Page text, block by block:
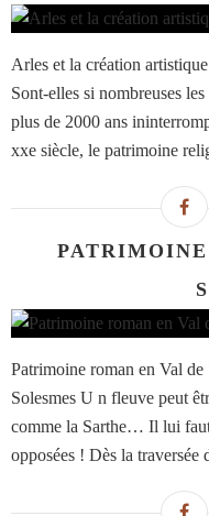
Arles et la création
Sont-elles si nombreuses
plus de 2000 ans
xxe siècle, le patrimoine
Patrimoine roman en Val
Solesmes U n fleuve peut
comme la Sarthe… Il lui
opposées ! Dès la traversée